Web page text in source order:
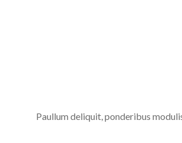
Paullum deliquit, ponderibus